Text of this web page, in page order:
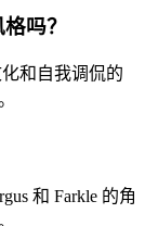
吗？
和自我调侃的
和 Farkle 的角